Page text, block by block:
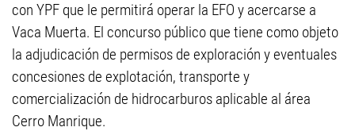
con YPF que le permitirá operar la EFO y acercarse a
Vaca Muerta. El concurso público que tiene como objeto
la adjudicación de permisos de exploración y eventuales
concesiones de explotación, transporte y
comercialización de hidrocarburos aplicable al área
Cerro Manrique.